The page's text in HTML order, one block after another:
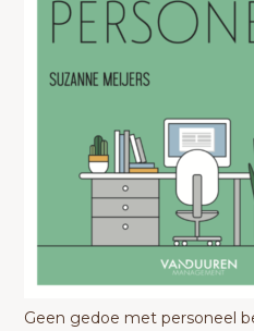
Geen gedoe met personeel